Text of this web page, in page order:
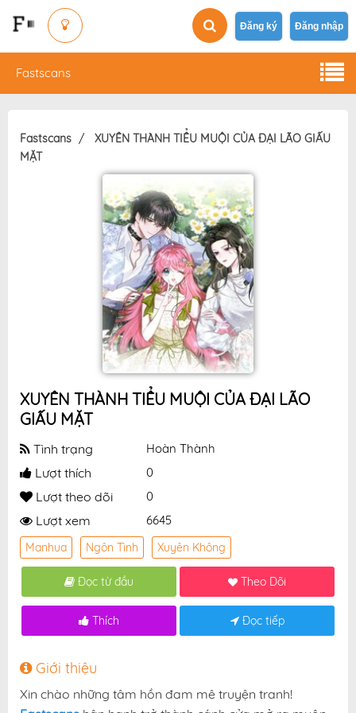
Đăng ký Đăng nhập
Fastscans
Fastscans
XUYÊN THÀNH TIỂU MUỘI CỦA ĐẠI LÃO GIẤU
MẶT
XUYÊN THÀNH TIỂU MUỘI CỦA ĐẠI LÃO
GIẤU MẶT
Tình trạng Hoàn Thành
Lượt thích 0
Lượt theo dõi 0
Lượt xem 6645
Manhua Ngôn Tình Xuyên Không
Đọc từ đầu Theo Dõi
Thích Đọc tiếp
Giới thiệu
Xin chào những tâm hồn đam mê truyện tranh!